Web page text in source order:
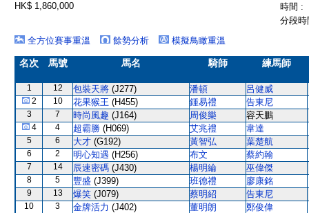
HK$ 1,860,000
時間 :
分段
全方位賽事重溫
餘勢分析 模擬鳥瞰重溫
名次 馬號 馬名 騎師 練馬師
1 12 包裝天將 (J277) 潘頓 呂健威
2 10 花果猴王 (H455) 鍾易禮 告東尼
3 7 時尚風趣 (J164) 周俊樂 容天鵬
4 4 超霸勝 (H069) 艾兆禮 韋達
5 6 大才 (G192) 黃智弘 葉楚航
6 2 明心知遇 (H256) 布文 蔡約翰
7 14 辰速密碼 (J430) 楊明綸 巫偉傑
8 5 豐盛 (J399) 班德禮 廖康銘
9 13 爆笑 (J079) 蔡明紹 告東尼
10 3 金牌活力 (J402) 董明朗 鄭俊偉